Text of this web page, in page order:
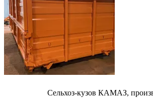
Сельхоз-кузов КАМАЗ,